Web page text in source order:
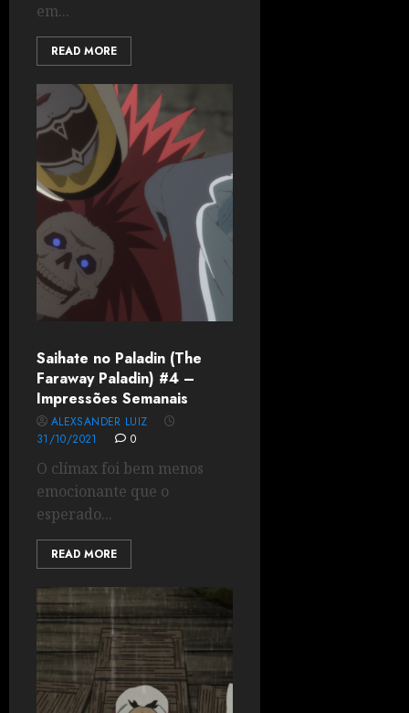
em...
READ MORE
Saihate no Paladin (The
Faraway Paladin) #4 –
Impressões Semanais
ALEXSANDER LUIZ
31/10/2021
0
O clímax foi bem menos
emocionante que o
esperado...
READ MORE